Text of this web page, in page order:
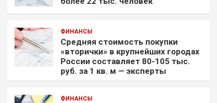
ФИНАНСЫ
Средняя стоимость покупки
«вторички» в крупнейших городах
России составляет 80-105 тыс.
руб. за 1 кв. м — эксперты
ФИНАНСЫ